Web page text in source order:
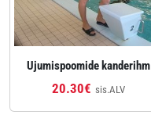
Ujumispoomide kanderihm
20.30€ sis.ALV